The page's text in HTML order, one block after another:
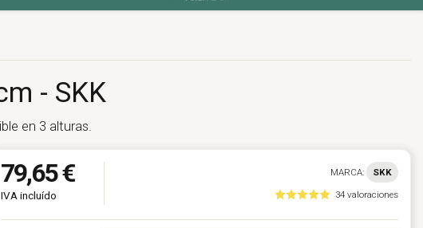
- SKK
en 3 alturas.
79,65 €
IVA incluído
MARCA:
SKK
34 valoraciones